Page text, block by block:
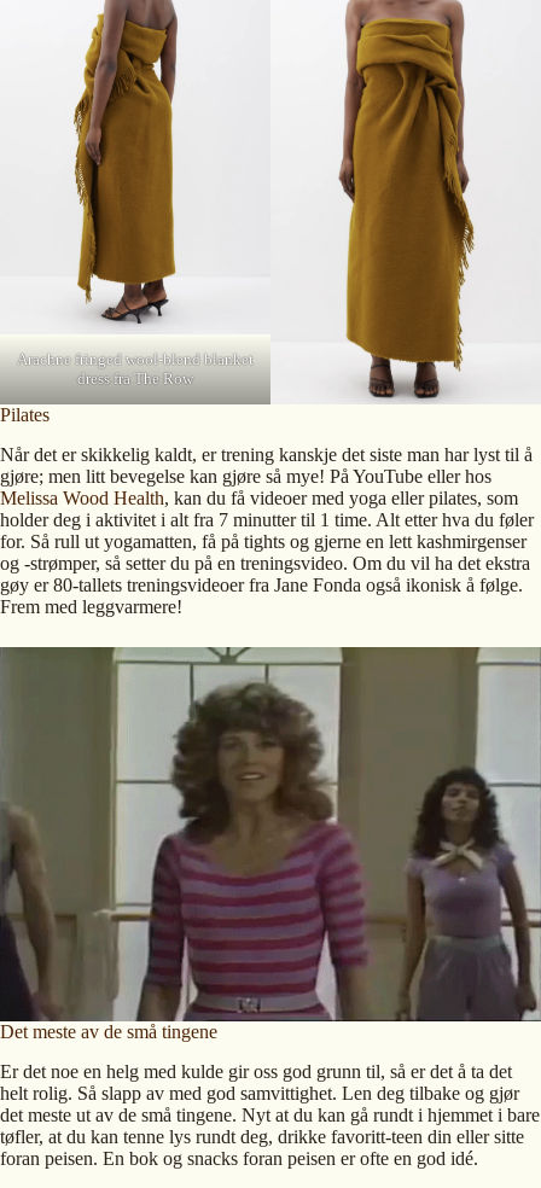
Arachne fringed wool-blend blanket
dress fra The Row
Pilates
Når det er skikkelig kaldt, er trening kanskje det siste man har lyst til å
gjøre; men litt bevegelse kan gjøre så mye! På YouTube eller hos
Melissa Wood Health, kan du få videoer med yoga eller pilates, som
holder deg i aktivitet i alt fra 7 minutter til 1 time. Alt etter hva du føler
for. Så rull ut yogamatten, få på tights og gjerne en lett kashmirgenser
og -strømper, så setter du på en treningsvideo. Om du vil ha det ekstra
gøy er 80-tallets treningsvideoer fra Jane Fonda også ikonisk å følge.
Frem med leggvarmere!
Det meste av de små tingene
Er det noe en helg med kulde gir oss god grunn til, så er det å ta det
helt rolig. Så slapp av med god samvittighet. Len deg tilbake og gjør
det meste ut av de små tingene. Nyt at du kan gå rundt i hjemmet i bare
tøfler, at du kan tenne lys rundt deg, drikke favoritt-teen din eller sitte
foran peisen. En bok og snacks foran peisen er ofte en god idé.